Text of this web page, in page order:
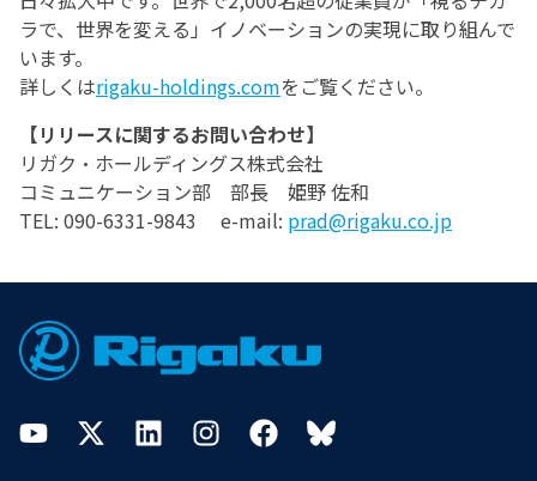
ラで、世界を変える」イノベーションの実現に取り組んで
います。
詳しくはrigaku-holdings.comをご覧ください。
【リリースに関するお問い合わせ】
リガク・ホールディングス株式会社
コミュニケーション部 部長 姫野 佐和
TEL: 090-6331-9843 e-mail: prad@rigaku.co.jp
Footer
YouTubeTwitterLinkedInInstagramFacebookBluesky